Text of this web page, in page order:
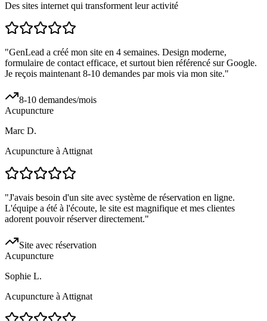
Des sites internet qui transforment leur activité
"GenLead a créé mon site en 4 semaines. Design moderne,
formulaire de contact efficace, et surtout bien référencé sur Google.
Je reçois maintenant 8-10 demandes par mois via mon site."
8-10 demandes/mois
Acupuncture
Marc D.
Acupuncture à Attignat
"J'avais besoin d'un site avec système de réservation en ligne.
L'équipe a été à l'écoute, le site est magnifique et mes clientes
adorent pouvoir réserver directement."
Site avec réservation
Acupuncture
Sophie L.
Acupuncture à Attignat